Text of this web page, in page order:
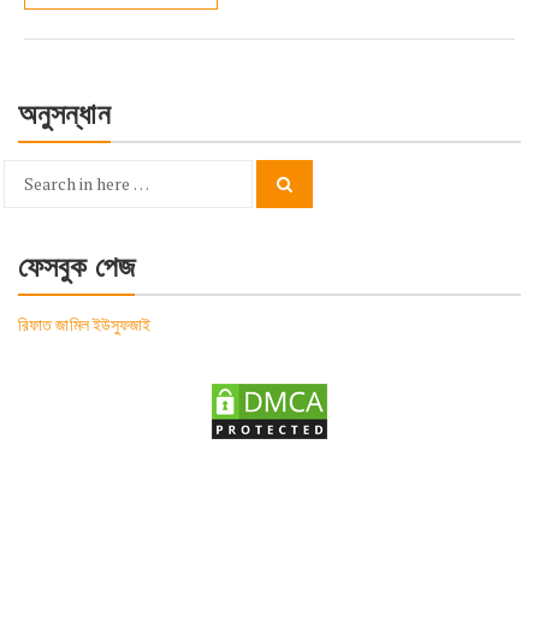
অনুসন্ধান
Search
ফেসবুক পেজ
রিফাত জামিল ইউসুফজাই